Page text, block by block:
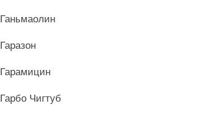
Ганьмаолин
Гаразон
Гарамицин
Гарбо Чигтуб